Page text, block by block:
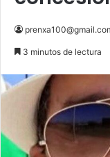
3 minutos de lectura